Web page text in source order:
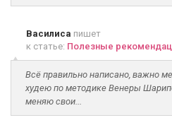
Василиса пишет
к статье: Полезные
Всё правильно написано, важно
худею по методике Венеры
меняю свои...